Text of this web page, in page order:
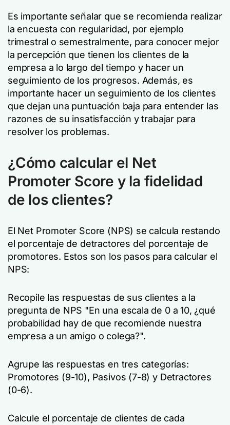
Es importante señalar que se recomienda realizar
la encuesta con regularidad, por ejemplo
trimestral o semestralmente, para conocer mejor
la percepción que tienen los clientes de la
empresa a lo largo del tiempo y hacer un
seguimiento de los progresos. Además, es
importante hacer un seguimiento de los clientes
que dejan una puntuación baja para entender las
razones de su insatisfacción y trabajar para
resolver los problemas.
¿Cómo calcular el Net
Promoter Score y la fidelidad
de los clientes?
El Net Promoter Score (NPS) se calcula restando
el porcentaje de detractores del porcentaje de
promotores. Estos son los pasos para calcular el
NPS:
Recopile las respuestas de sus clientes a la
pregunta de NPS "En una escala de 0 a 10, ¿qué
probabilidad hay de que recomiende nuestra
empresa a un amigo o colega?".
Agrupe las respuestas en tres categorías:
Promotores (9-10), Pasivos (7-8) y Detractores
(0-6).
Calcule el porcentaje de clientes de cada